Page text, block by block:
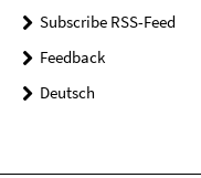
Subscribe RSS-Feed
Feedback
Deutsch